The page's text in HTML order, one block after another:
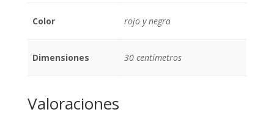
Color rojo y negro
Dimensiones 30 centímetros
Valoraciones